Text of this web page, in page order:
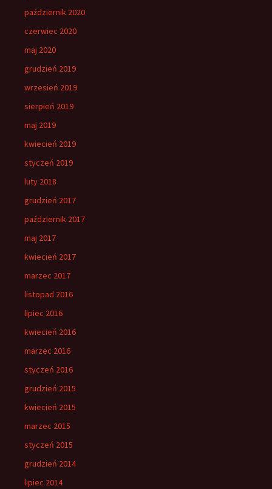
październik 2020
czerwiec 2020
maj 2020
grudzień 2019
wrzesień 2019
sierpień 2019
maj 2019
kwiecień 2019
styczeń 2019
luty 2018
grudzień 2017
październik 2017
maj 2017
kwiecień 2017
marzec 2017
listopad 2016
lipiec 2016
kwiecień 2016
marzec 2016
styczeń 2016
grudzień 2015
kwiecień 2015
marzec 2015
styczeń 2015
grudzień 2014
lipiec 2014